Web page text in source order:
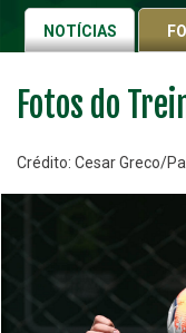
NOTÍCIAS
Fotos do
Crédito: Cesar Greco/